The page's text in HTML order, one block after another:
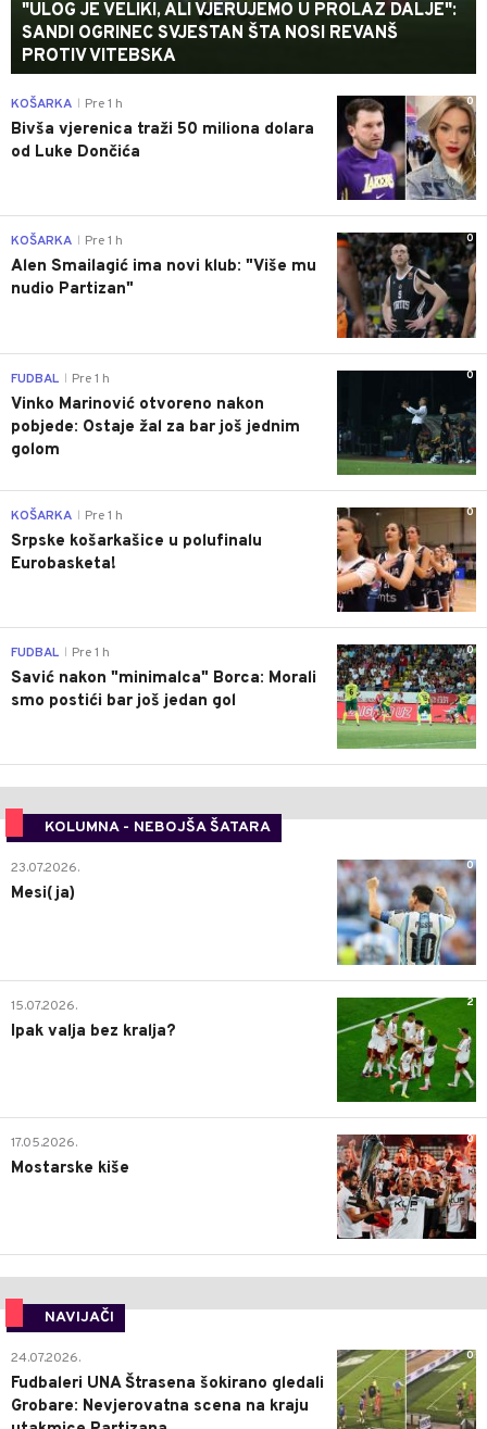
"ULOG JE VELIKI, ALI VJERUJEMO U PROLAZ DALJE":
SANDI OGRINEC SVJESTAN ŠTA NOSI REVANŠ
PROTIV VITEBSKA
0
KOŠARKA Pre 1 h
Bivša vjerenica traži 50 miliona dolara
od Luke Dončića
0
KOŠARKA Pre 1 h
Alen Smailagić ima novi klub: "Više mu
nudio Partizan"
0
FUDBAL Pre 1 h
Vinko Marinović otvoreno nakon
pobjede: Ostaje žal za bar još jednim
golom
0
KOŠARKA Pre 1 h
Srpske košarkašice u polufinalu
Eurobasketa!
0
FUDBAL Pre 1 h
Savić nakon "minimalca" Borca: Morali
smo postići bar još jedan gol
KOLUMNA - NEBOJŠA ŠATARA
0
23.07.2026.
Mesi(ja)
2
15.07.2026.
Ipak valja bez kralja?
0
17.05.2026.
Mostarske kiše
NAVIJAČI
0
24.07.2026.
Fudbaleri UNA Štrasena šokirano gledali
Grobare: Nevjerovatna scena na kraju